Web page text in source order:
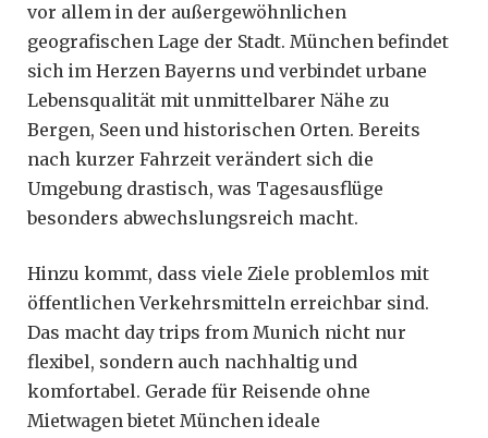
vor allem in der außergewöhnlichen
geografischen Lage der Stadt. München befindet
sich im Herzen Bayerns und verbindet urbane
Lebensqualität mit unmittelbarer Nähe zu
Bergen, Seen und historischen Orten. Bereits
nach kurzer Fahrzeit verändert sich die
Umgebung drastisch, was Tagesausflüge
besonders abwechslungsreich macht.
Hinzu kommt, dass viele Ziele problemlos mit
öffentlichen Verkehrsmitteln erreichbar sind.
Das macht day trips from Munich nicht nur
flexibel, sondern auch nachhaltig und
komfortabel. Gerade für Reisende ohne
Mietwagen bietet München ideale